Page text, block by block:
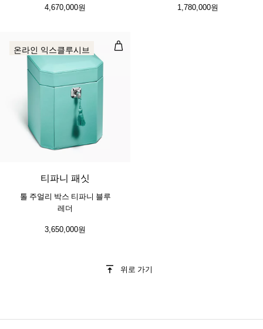
4,670,000원
1,780,000원
톨 주얼리 박스 티파니 블루 레더
온라인 익스클루시브
티파니 패싯
톨 주얼리 박스 티파니 블루
레더
3,650,000원
위로 가기